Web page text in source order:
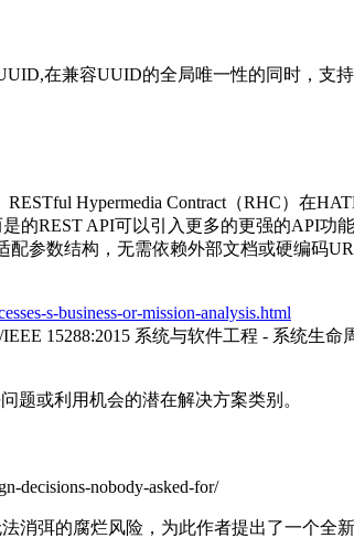
在兼容UUID的全局唯一性的同时，支
Hypermedia Contract（RHC）在
REST API可以引入更多的更强的API功
参数结构，无需依赖外部文档或硬编码
s-business-or-mission-analysis.html
15288:2015 系统与软件工程 - 系统生
题或利用机会的潜在解决方案类别。
decisions-nobody-asked-for/
弭的腐烂风险，为此作者提出了一个全